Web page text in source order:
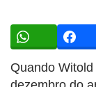
Quando